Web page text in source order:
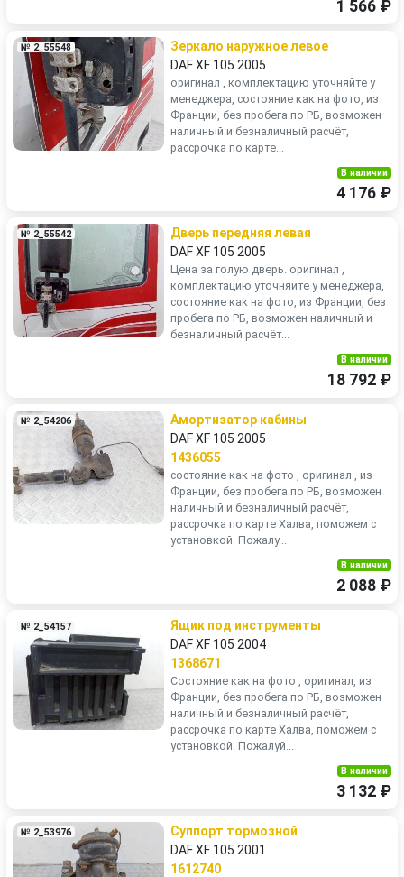
1 566 ₽
№ 2_55548
Зеркало наружное левое
DAF XF 105 2005
оригинал , комплектацию уточняйте у
менеджера, состояние как на фото, из
Франции, без пробега по РБ, возможен
наличный и безналичный расчёт,
рассрочка по карте...
В наличии
4 176 ₽
№ 2_55542
Дверь передняя левая
DAF XF 105 2005
Цена за голую дверь. оригинал ,
комплектацию уточняйте у менеджера,
состояние как на фото, из Франции, без
пробега по РБ, возможен наличный и
безналичный расчёт...
В наличии
18 792 ₽
№ 2_54206
Амортизатор кабины
DAF XF 105 2005
1436055
состояние как на фото , оригинал , из
Франции, без пробега по РБ, возможен
наличный и безналичный расчёт,
рассрочка по карте Халва, поможем с
установкой. Пожалу...
В наличии
2 088 ₽
№ 2_54157
Ящик под инструменты
DAF XF 105 2004
1368671
Состояние как на фото , оригинал, из
Франции, без пробега по РБ, возможен
наличный и безналичный расчёт,
рассрочка по карте Халва, поможем с
установкой. Пожалуй...
В наличии
3 132 ₽
№ 2_53976
Суппорт тормозной
DAF XF 105 2001
1612740